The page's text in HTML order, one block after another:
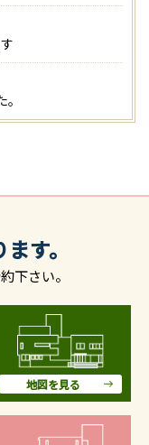
す。
下さい。
地図を見る